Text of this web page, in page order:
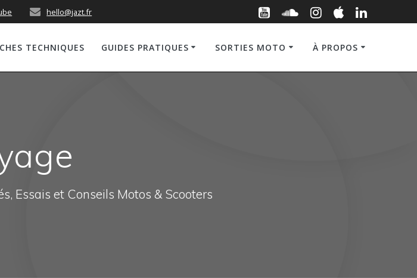
hello@jazt.fr
TECHNIQUES GUIDES PRATIQUES SORTIES MOTO À PROPOS
Essais et Conseils Motos & Scooters